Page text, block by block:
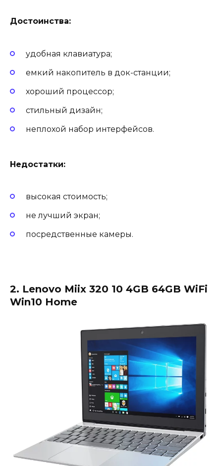
Достоинства:
удобная клавиатура;
емкий накопитель в док-станции;
хороший процессор;
стильный дизайн;
неплохой набор интерфейсов.
Недостатки:
высокая стоимость;
не лучший экран;
посредственные камеры.
2. Lenovo Miix 320 10 4GB 64GB WiFi
Win10 Home